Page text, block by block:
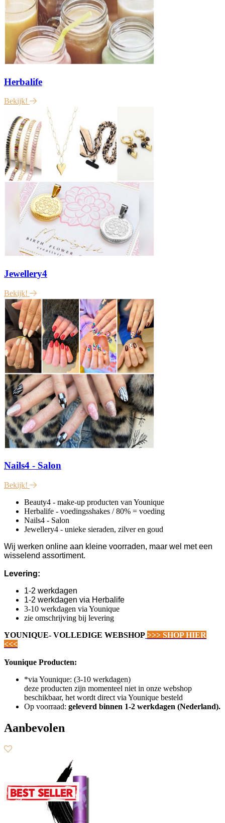
Herbalife
Bekijk!
Jewellery4
Bekijk!
Nails4 - Salon
Bekijk!
Beauty4 - make-up producten van Younique
Herbalife - voedingsshakes / 80% = voeding
Nails4 - Salon
Jewellery4 - unieke sieraden, zilver en goud
Wij werken online aan kleine voorraden, maar wel met een
wisselend assortiment.
Levering:
1-2 werkdagen
1-2 werkdagen via Herbalife
3-10 werkdagen via Younique
zie omschrijving bij levering
YOUNIQUE- VOLLEDIGE WEBSHOP >>> SHOP HIER
<<<
Younique Producten:
*via Younique: (3-10 werkdagen)
deze producten zijn momenteel niet in onze webshop
beschikbaar, het wordt direct via Younique besteld
Op voorraad: geleverd binnen 1-2 werkdagen (Nederland).
Aanbevolen